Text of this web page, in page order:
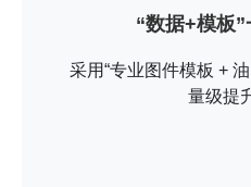
“数据+模板
采用“专业图件模板 +
量级提